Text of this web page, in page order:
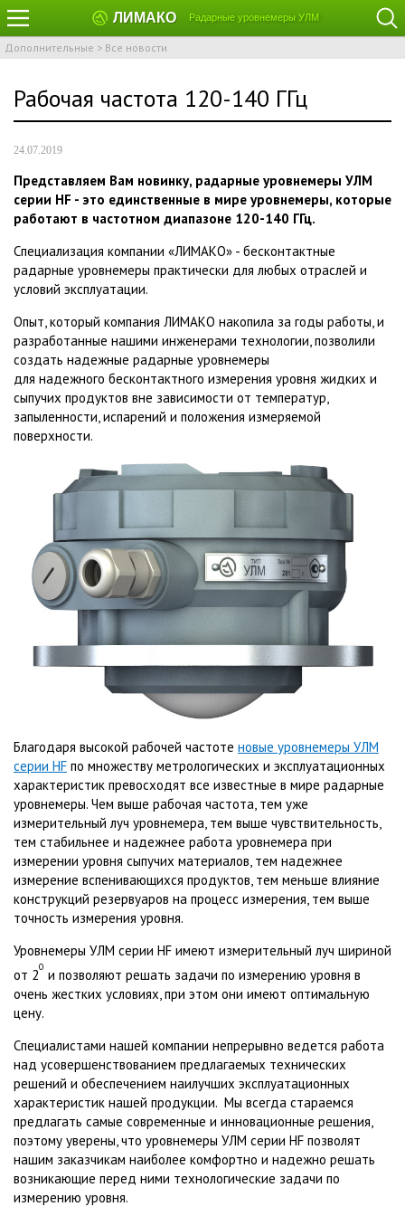
ЛИМАКО Радарные уровнемеры УЛМ
Дополнительные > Все новости
Рабочая частота 120-140 ГГц
24.07.2019
Представляем Вам новинку, радарные уровнемеры УЛМ
серии HF - это единственные в мире уровнемеры, которые
работают в частотном диапазоне 120-140 ГГц.
Специализация компании «ЛИМАКО» - бесконтактные
радарные уровнемеры практически для любых отраслей и
условий эксплуатации.
Опыт, который компания ЛИМАКО накопила за годы работы, и
разработанные нашими инженерами технологии,позволили
создать надежные радарные уровнемеры
для надежного бесконтактного измерения уровня жидких и
сыпучих продуктов вне зависимости от температур,
запыленности, испарений и положения измеряемой
поверхности.
Благодаря высокой рабочей частоте новые уровнемеры УЛМ
серии HF по множеству метрологических и эксплуатационных
характеристик превосходят все известные в мире радарные
уровнемеры. Чем выше рабочая частота, тем уже
измерительный луч уровнемера, тем выше чувствительность,
тем стабильнее и надежнее работа уровнемера при
измерении уровня сыпучих материалов, тем надежнее
измерение вспенивающихся продуктов, тем меньше влияние
конструкций резервуаров на процесс измерения, тем выше
точность измерения уровня.
Уровнемеры УЛМ серии HF имеют измерительный луч шириной
от 2
0
и позволяют решать задачи по измерению уровня в
очень жестких условиях, при этом они имеют оптимальную
цену.
Специалистами нашей компании непрерывно ведется работа
над усовершенствованием предлагаемых технических
решений и обеспечением наилучших эксплуатационных
характеристик нашей продукции. Мы всегда стараемся
предлагать самые современные и инновационные решения,
поэтому уверены, что уровнемеры УЛМ серии HF позволят
нашим заказчикам наиболее комфортно и надежно решать
возникающие перед ними технологические задачи по
измерению уровня.